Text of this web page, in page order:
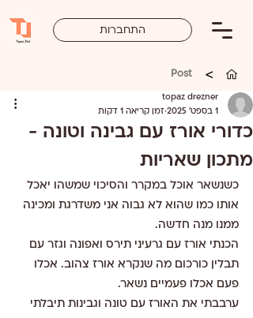
התחברות
>
Post
כדורי אורז עם גבינה וטונה -
מתכון שאריות
topaz drezner
1 בספט׳ 2025
זמן קריאה 1 דקות
כשנשאר אוכל במקרר והסיכוי שמשהו יאכל
אותו כמו שהוא לא גבוה אני משדרגת ומכינה
ממנו מנה חדשה.
הכנתי אורז עם גרעיני תירס ואפונה וגזר עם
תבלין כורכום מה שנקרא אורז צהוב. אכלו
פעם אכלו פעמיים נשאר.
ערבבתי את האורז עם טונה וגבינות תיבלתי